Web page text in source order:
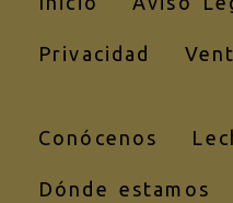
Privacidad
Conócenos
Dónde estamos